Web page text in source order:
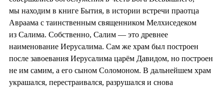
мы находим в книге Бытия, в истории встречи праотца
Авраама с таинственным священником Мелхиседеком
из Салима. Собственно, Салим — это древнее
наименование Иерусалима. Сам же храм был построен
после завоевания Иерусалима царём Давидом, но построен
не им самим, а его сыном Соломоном. В дальнейшем храм
украшался, перестраивался, разрушался и снова